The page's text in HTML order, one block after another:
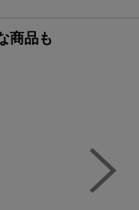
商品も